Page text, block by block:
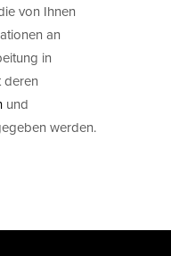
von Ihnen
an
in
deren
und
werden.